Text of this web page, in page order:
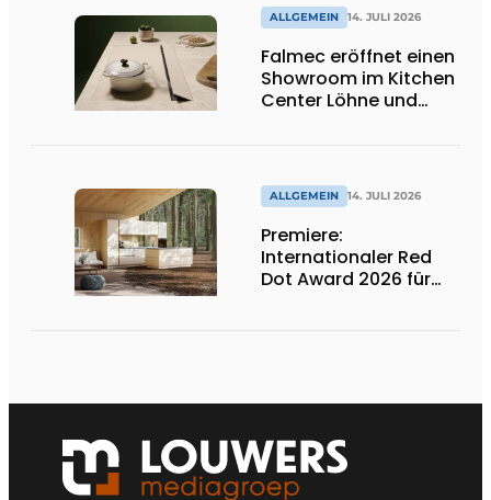
ALLGEMEIN 14. JULI 2026
Falmec eröffnet einen
Showroom im Kitchen
Center Löhne und
ALLGEMEIN 14. JULI 2026
Premiere:
Internationaler Red
Dot Award 2026 für